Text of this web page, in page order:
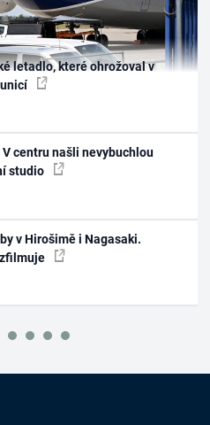
letadlo, které ohrožoval v
centru našli nevybuchlou
studio
v Hirošimě i Nagasaki.